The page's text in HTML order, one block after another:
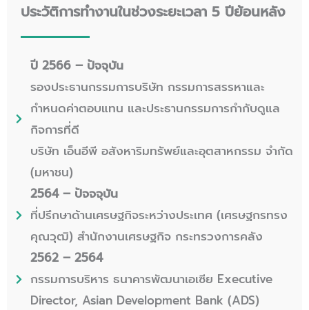
ประวัติการทำงานในช่วงระยะเวลา 5 ปีย้อนหลัง
ปี 2566 – ปัจจุบัน
รองประธานกรรมการบริษัท กรรมการสรรหาและ
กำหนดค่าตอบแทน และประธานกรรมการกำกับดูแล
กิจการที่ดี
บริษัท เอ็นอีพี อสังหาริมทรัพย์และอุตสาหกรรม จำกัด
(มหาชน)
2564 – ปัจจจุบัน
ที่ปรึกษาด้านเศรษฐกิจระหว่างประเทศ (เศรษฐกรทรง
คุณวุฒิ) สำนักงานเศรษฐกิจ กระทรวงการคลัง
2562 – 2564
กรรมการบริหาร ธนาคารพัฒนาเอเซีย Executive
Director, Asian Development Bank (ADS)